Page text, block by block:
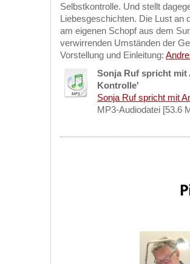
Selbstkontrolle. Und stellt
Liebesgeschichten. Die Lust an
am eigenen Schopf aus dem
verwirrenden Umständen der
Vorstellung und Einleitung:
Sonja Ruf spricht mit
Kontrolle'
Sonja Ruf spricht mit
MP3-Audiodatei [53.6